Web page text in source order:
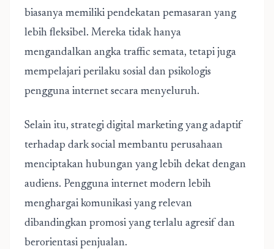
biasanya memiliki pendekatan pemasaran yang
lebih fleksibel. Mereka tidak hanya
mengandalkan angka traffic semata, tetapi juga
mempelajari perilaku sosial dan psikologis
pengguna internet secara menyeluruh.
Selain itu, strategi digital marketing yang adaptif
terhadap dark social membantu perusahaan
menciptakan hubungan yang lebih dekat dengan
audiens. Pengguna internet modern lebih
menghargai komunikasi yang relevan
dibandingkan promosi yang terlalu agresif dan
berorientasi penjualan.